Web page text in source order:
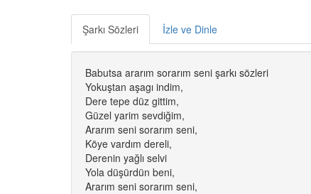
Şarkı Sözleri İzle ve Dinle
Babutsa ararım sorarım seni şarkı sözleri
Yokuştan aşagı indim,
Dere tepe düz gittim,
Güzel yarim sevdiğim,
Ararım seni sorarım seni,
Köye vardım dereli,
Derenin yağlı selvi
Yola düşürdün beni,
Ararım seni sorarım seni,